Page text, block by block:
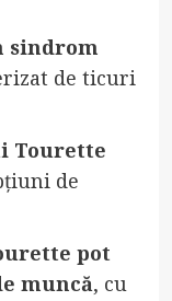
sindrom
de ticuri
Tourette
de
pot
muncă, cu